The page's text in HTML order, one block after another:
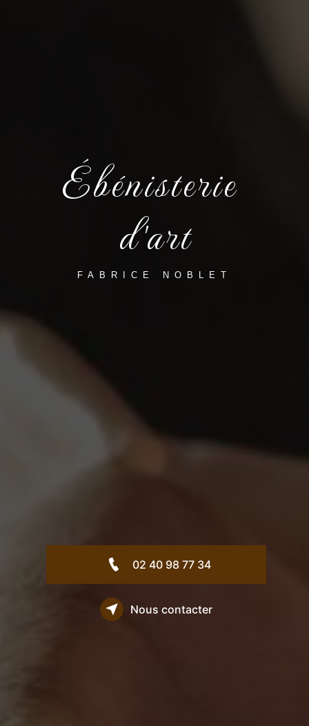
Ébénisterie
d'art
FABRICE NOBLET
02 40 98 77 34
Nous contacter